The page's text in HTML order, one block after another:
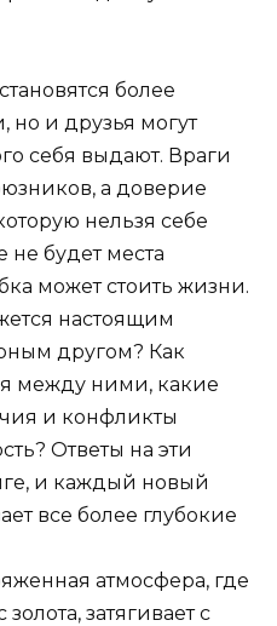
более
и друзья могут
себя выдают. Враги
а доверие
нельзя себе
не будет места
может стоить жизни.
настоящим
другом? Как
между ними, какие
и конфликты
Ответы на эти
и каждый новый
все более глубокие
атмосфера, где
затягивает с